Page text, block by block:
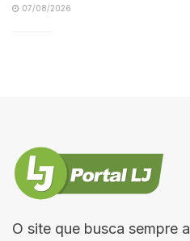
07/08/2026
O site que busca sempre